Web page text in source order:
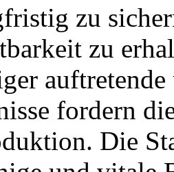
zu
zu
fordern
Die